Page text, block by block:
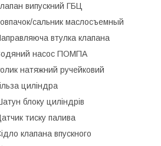
випускний ГБЦ
сальник маслосъемный
втулка клапана
насос ПОМПА
натяжний ручейковий
циліндра
блоку циліндрів
тиску палива
клапана впускного